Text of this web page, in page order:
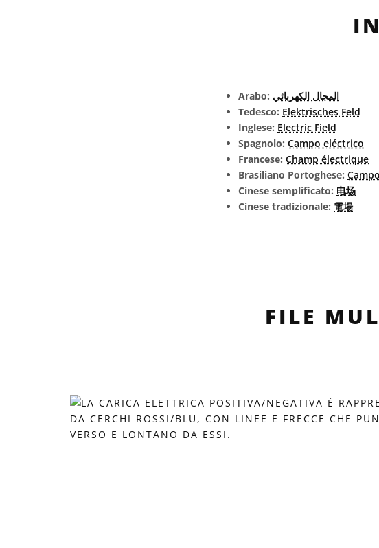
Arabo: المجال الكهربائي
Tedesco: Elektrisches Feld
Inglese: Electric Field
Spagnolo: Campo eléctrico
Francese: Champ électrique
Brasiliano Portoghese:
Cinese semplificato: 电场
Cinese tradizionale: 電場
FILE